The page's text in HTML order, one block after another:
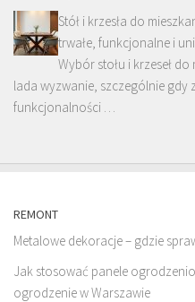
Stół i krzesła do
trwałe, funkcjonalne i
Wybór stołu i krzeseł
lada wyzwanie, szczególnie gdy
funkcjonalności …
REMONT
Metalowe dekoracje – gdzie
Jak stosować panele
ogrodzenie w Warszawie